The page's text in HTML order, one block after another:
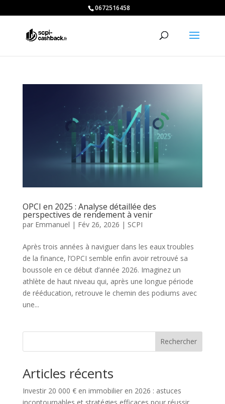
0672516458
OPCI en 2025 : Analyse détaillée des
perspectives de rendement à venir
par Emmanuel | Fév 26, 2026 | SCPI
Après trois années à naviguer dans les eaux troubles
de la finance, l’OPCI semble enfin avoir retrouvé sa
boussole en ce début d’année 2026. Imaginez un
athlète de haut niveau qui, après une longue période
de rééducation, retrouve le chemin des podiums avec
une...
Rechercher
Articles récents
Investir 20 000 € en immobilier en 2026 : astuces
incontournables et stratégies efficaces pour réussir